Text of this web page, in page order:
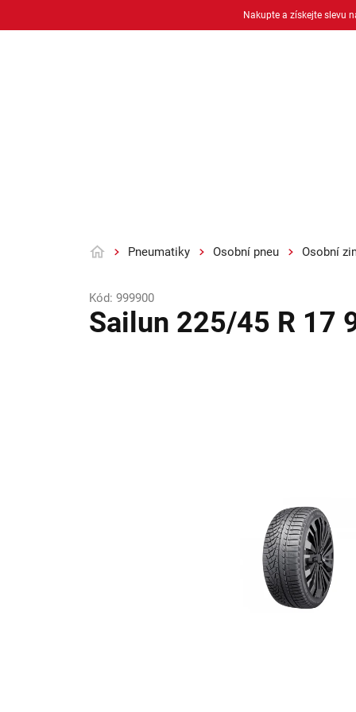
Nakupte a získejte slevu
Domů
Pneumatiky Osobní pneu Osobní
Sailun 225/45 R 17
Kód: 999900